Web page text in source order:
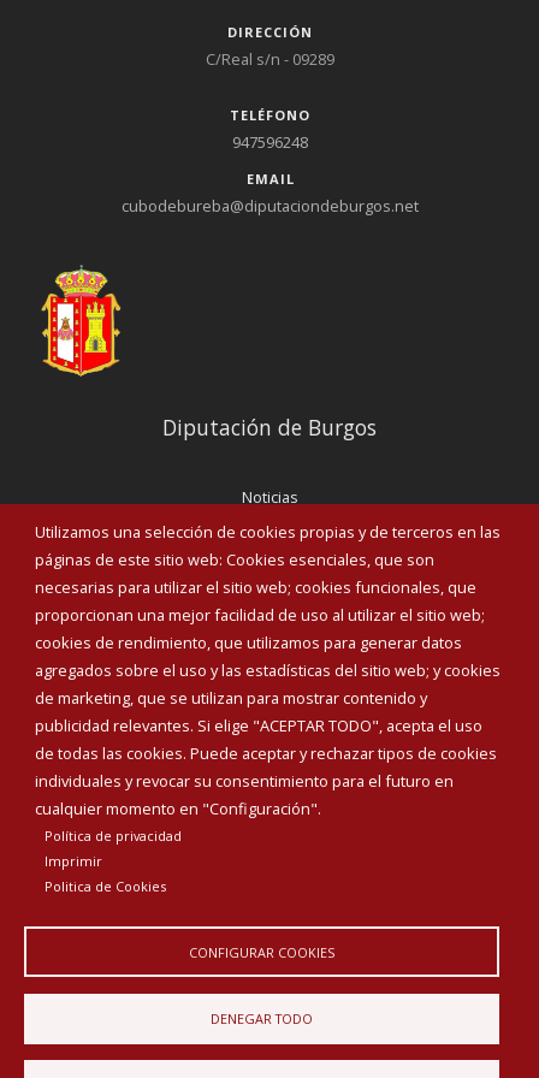
Utilizamos una selección de cookies propias y de terceros en las
páginas de este sitio web: Cookies esenciales, que son
necesarias para utilizar el sitio web; cookies funcionales, que
proporcionan una mejor facilidad de uso al utilizar el sitio web;
cookies de rendimiento, que utilizamos para generar datos
agregados sobre el uso y las estadísticas del sitio web; y cookies
de marketing, que se utilizan para mostrar contenido y
publicidad relevantes. Si elige "ACEPTAR TODO", acepta el uso
de todas las cookies. Puede aceptar y rechazar tipos de cookies
individuales y revocar su consentimiento para el futuro en
cualquier momento en "Configuración".
Política de privacidad
Imprimir
Politica de Cookies
CONFIGURAR COOKIES
DENEGAR TODO
DIRECCIÓN
C/Real s/n - 09289
TELÉFONO
947596248
EMAIL
cubodebureba@diputaciondeburgos.net
Diputación de Burgos
Noticias
Eventos
Corporación Municipal
Teléfonos de interés
INICIAR SESIÓN
MAPA WEB